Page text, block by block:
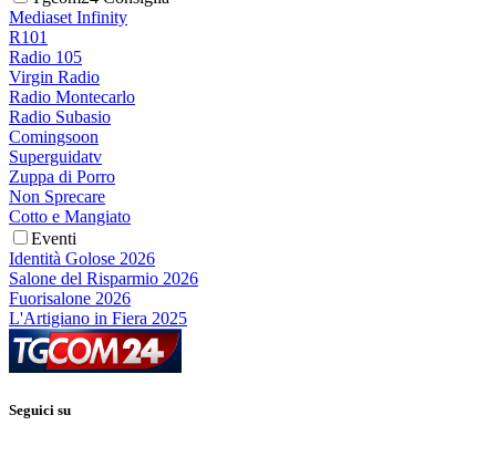
Mediaset Infinity
R101
Radio 105
Virgin Radio
Radio Montecarlo
Radio Subasio
Comingsoon
Superguidatv
Zuppa di Porro
Non Sprecare
Cotto e Mangiato
Eventi
Identità Golose 2026
Salone del Risparmio 2026
Fuorisalone 2026
L'Artigiano in Fiera 2025
Seguici su